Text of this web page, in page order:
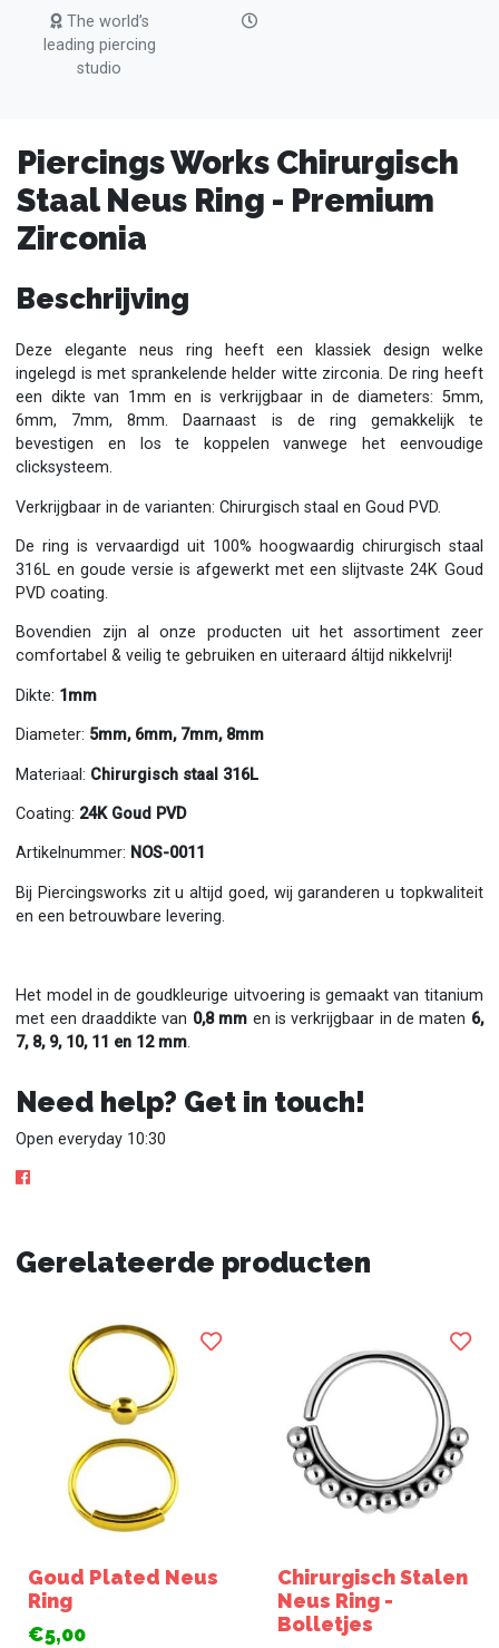
The world’s
leading piercing
studio
Piercings Works Chirurgisch
Staal Neus Ring - Premium
Zirconia
Beschrijving
Deze elegante neus ring heeft een klassiek design welke
ingelegd is met sprankelende helder witte zirconia. De ring heeft
een dikte van 1mm en is verkrijgbaar in de diameters: 5mm,
6mm, 7mm, 8mm. Daarnaast is de ring gemakkelijk te
bevestigen en los te koppelen vanwege het eenvoudige
clicksysteem.
Verkrijgbaar in de varianten: Chirurgisch staal en Goud PVD.
De ring is vervaardigd uit 100% hoogwaardig chirurgisch staal
316L en goude versie is afgewerkt met een slijtvaste 24K Goud
PVD coating.
Bovendien zijn al onze producten uit het assortiment zeer
comfortabel & veilig te gebruiken en uiteraard áltijd nikkelvrij!
Dikte: 1mm
Diameter: 5mm, 6mm, 7mm, 8mm
Materiaal: Chirurgisch staal 316L
Coating: 24K Goud PVD
Artikelnummer: NOS-0011
Bij Piercingsworks zit u altijd goed, wij garanderen u topkwaliteit
en een betrouwbare levering.
Het model in de goudkleurige uitvoering is gemaakt van titanium
met een draaddikte van 0,8 mm en is verkrijgbaar in de maten 6,
7, 8, 9, 10, 11 en 12 mm.
Need help? Get in touch!
Open everyday 10:30
Gerelateerde producten
Goud Plated Neus
Ring
€5,00
Chirurgisch Stalen
Neus Ring -
Bolletjes